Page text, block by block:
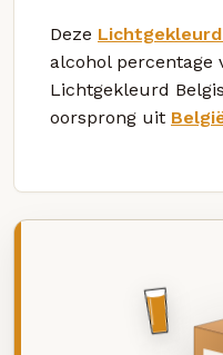
Deze
alcohol percentage
Lichtgekleurd
oorsprong uit